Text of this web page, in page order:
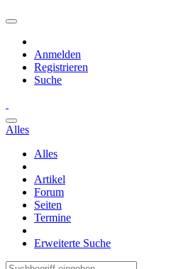
Anmelden
Registrieren
Suche
Alles
Alles
Artikel
Forum
Seiten
Termine
Erweiterte Suche